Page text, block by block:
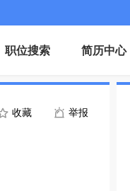
职位搜索 简历中心
收藏 举报